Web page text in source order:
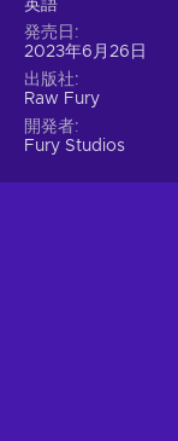
foes & the
Tower defense
resources to
attacking invading
Cheap Kingdom
英語
発売日
2023年6月26日
出版社
Raw Fury
開発者
Fury Studios